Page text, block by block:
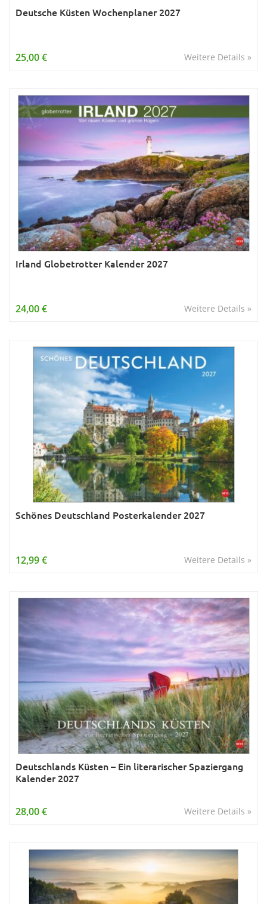
Deutsche Küsten Wochenplaner 2027
Weitere Details »
25,00 €
Irland Globetrotter Kalender 2027
Weitere Details »
24,00 €
Schönes Deutschland Posterkalender 2027
Weitere Details »
12,99 €
Deutschlands Küsten – Ein literarischer Spaziergang
Kalender 2027
Weitere Details »
28,00 €